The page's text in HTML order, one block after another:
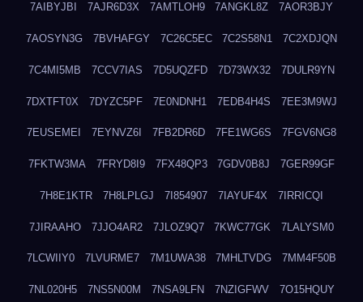
7AIBYJBI 7AJR6D3X 7AMTLOH9 7ANGKL8Z 7AOR3BJY
7AOSYN3G 7BVHAFGY 7C26C5EC 7C2S58N1 7C2XDJQN
7C4MI5MB 7CCV7IAS 7D5UQZFD 7D73WX32 7DULR9YN
7DXTFT0X 7DYZC5PF 7E0NDNH1 7EDB4H4S 7EE3M9WJ
7EUSEMEI 7EYNVZ6I 7FB2DR6D 7FE1WG6S 7FGV6NG8
7FKTW3MA 7FRYD8I9 7FX48QP3 7GDV0B8J 7GER99GF
7H8E1KTR 7H8LPLGJ 7I854907 7IAYUF4X 7IRRICQI
7JIRAAHO 7JJO4AR2 7JLOZ9Q7 7KWC77GK 7LALYSM0
7LCWIIY0 7LVURME7 7M1UWA38 7MHLTVDG 7MM4F50B
7NL020H5 7NS5N00M 7NSA9LFN 7NZIGFWV 7O15HQUY